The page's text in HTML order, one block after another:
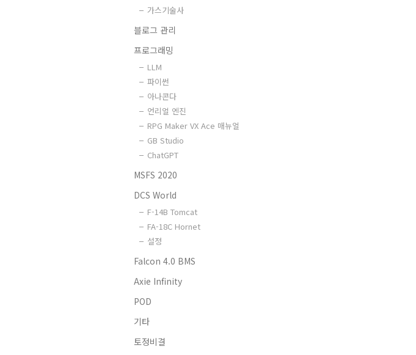
가스기술사
블로그 관리
프로그래밍
LLM
파이썬
아나콘다
언리얼 엔진
RPG Maker VX Ace 매뉴얼
GB Studio
ChatGPT
MSFS 2020
DCS World
F-14B Tomcat
FA-18C Hornet
설정
Falcon 4.0 BMS
Axie Infinity
POD
기타
토정비결